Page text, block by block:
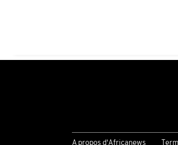
A propos d'Africanews